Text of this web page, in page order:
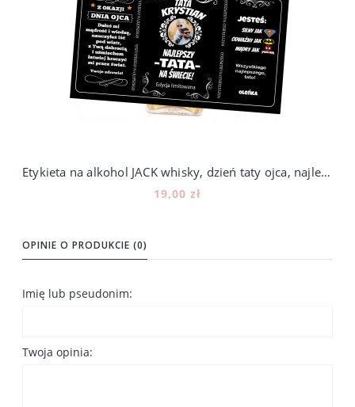
Etykieta na alkohol JACK whisky, dzień taty ojca, najlepszy tata
19,00 zł
OPINIE O PRODUKCIE (0)
Imię lub pseudonim:
Twoja opinia: